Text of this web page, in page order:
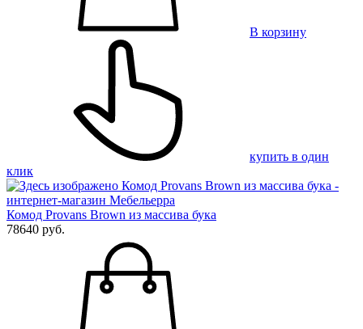
В корзину
купить в один
клик
Комод Provans Brown из массива бука
78640 руб.